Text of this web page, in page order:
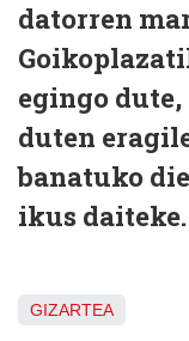
datorren
egingo
duten
banatuko
ikus daiteke.
GIZARTEA